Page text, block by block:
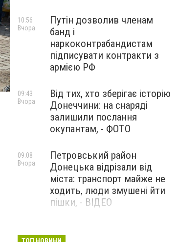
Путін дозволив членам
банд і
наркоконтрабандистам
підписувати контракти з
армією РФ
10:56
Вчора
Від тих, хто зберігає історію
Донеччини: на снаряді
залишили послання
окупантам, - ФОТО
09:43
Вчора
Петровський район
Донецька відрізали від
міста: транспорт майже не
ходить, люди змушені йти
пішки, - ВІДЕО
09:08
Вчора
Вчора